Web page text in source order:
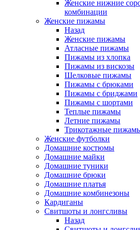
Женские нижние
комбинации
Женские пижамы
Назад
Женские пижамы
Атласные пижамы
Пижамы из хлопка
Пижамы из вискозы
Шелковые пижамы
Пижамы с брюками
Пижамы с бриджами
Пижамы с шортами
Теплые пижамы
Летние пижамы
Трикотажные
Женские футболки
Домашние костюмы
Домашние майки
Домашние туники
Домашние брюки
Домашние платья
Домашние комбинезоны
Кардиганы
Свитшоты и лонгсливы
Назад